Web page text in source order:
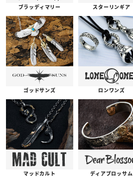
ブラッディマリー スターリンギア
ゴッドサンズ ロンワンズ
マッドカルト ディアブロッサム